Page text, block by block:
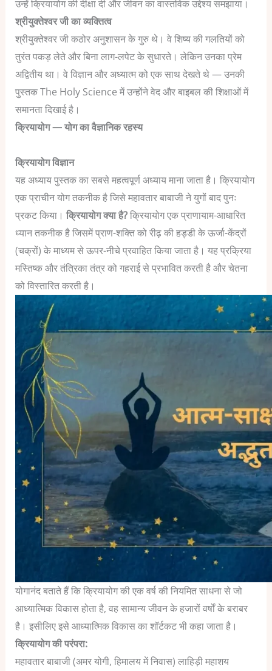
उन्हें क्रियायोग की दीक्षा दी और जीवन का वास्तविक उद्देश्य समझाया।
श्रीयुक्तेश्वर जी का व्यक्तित्व
श्रीयुक्तेश्वर जी कठोर अनुशासन के गुरु थे। वे शिष्य की गलतियों को
तुरंत पकड़ लेते और बिना लाग-लपेट के सुधारते। लेकिन उनका प्रेम
अद्वितीय था। वे विज्ञान और अध्यात्म को एक साथ देखते थे — उनकी
पुस्तक The Holy Science में उन्होंने वेद और बाइबल की शिक्षाओं में
समानता दिखाई है।
क्रियायोग — योग का वैज्ञानिक रहस्य
क्रियायोग विज्ञान
यह अध्याय पुस्तक का सबसे महत्वपूर्ण अध्याय माना जाता है। क्रियायोग
एक प्राचीन योग तकनीक है जिसे महावतार बाबाजी ने युगों बाद पुनः
प्रकट किया। क्रियायोग क्या है?क्रियायोग एक प्राणायाम-आधारित
ध्यान तकनीक है जिसमें प्राण-शक्ति को रीढ़ की हड्डी के ऊर्जा-केंद्रों
(चक्रों) के माध्यम से ऊपर-नीचे प्रवाहित किया जाता है। यह प्रक्रिया
मस्तिष्क और तंत्रिका तंत्र को गहराई से प्रभावित करती है और चेतना
को विस्तारित करती है।
योगानंद बताते हैं कि क्रियायोग की एक वर्ष की नियमित साधना से जो
आध्यात्मिक विकास होता है, वह सामान्य जीवन के हजारों वर्षों के बराबर
है। इसीलिए इसे आध्यात्मिक विकास का शॉर्टकट भी कहा जाता है।
क्रियायोग की परंपरा:
महावतार बाबाजी (अमर योगी, हिमालय में निवास) लाहिड़ी महाशय